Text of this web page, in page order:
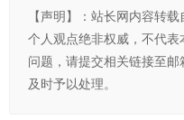
【声明】：站长网内容转
个人观点绝非权威，不代
问题，请提交相关链接至
及时予以处理。